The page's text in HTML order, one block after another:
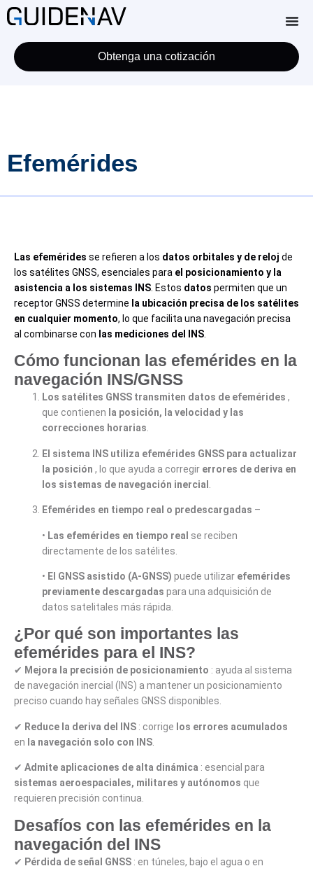
Obtenga una cotización
Efemérides
Las efemérides se refieren a los datos orbitales y de reloj de
los satélites GNSS, esenciales para el posicionamiento y la
asistencia a los sistemas INS . Estos datos permiten que un
receptor GNSS determine la ubicación precisa de los satélites
en cualquier momento, lo que facilita una navegación precisa
al combinarse con las mediciones del INS
Cómo funcionan las efemérides en la
navegación INS/GNSS
Los satélites GNSS transmiten datos de efemérides ,
que contienen la posición, la velocidad y las
correcciones horarias.
El sistema INS utiliza efemérides GNSS para actualizar
la posición , lo que ayuda a corregir errores de deriva en
los sistemas de navegación inercial
Efemérides en tiempo real o predescargadas –
• Las efemérides en tiempo real se reciben
directamente de los satélites.
• El GNSS asistido (A-GNSS) puede utilizar efemérides
previamente descargadas para una adquisición de
datos satelitales más rápida.
¿Por qué son importantes las
efemérides para el INS?
✔ Mejora la precisión de posicionamiento : ayuda al sistema
de navegación inercial (INS) a mantener un posicionamiento
preciso cuando hay señales GNSS disponibles.
✔ Reduce la deriva del INS : corrige los errores acumulados
en la navegación solo con INS
✔ Admite aplicaciones de alta dinámica : esencial para
sistemas aeroespaciales, militares y autónomos que
requieren precisión continua.
Desafíos con las efemérides en la
navegación del INS
✔ Pérdida de señal GNSS : en túneles, bajo el agua o en